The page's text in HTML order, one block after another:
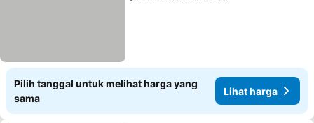
Pilih tanggal untuk melihat harga yang
sama
Lihat harga